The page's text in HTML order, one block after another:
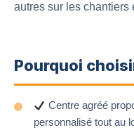
autres sur les chantiers
Pourquoi
Centre agréé
personnalisé tout au